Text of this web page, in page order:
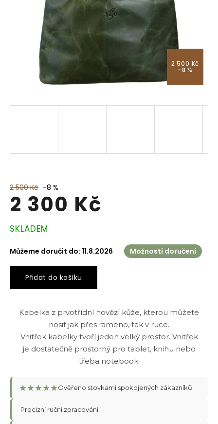
2 500 Kč
–8 %
2 500 Kč –8 %
2 300 Kč
Měrná
cena:
SKLADEM
Můžeme doručit do: 11.8.2026 Možnosti doručení
Přidat do košíku
Kabelka z prvotřídní hovězí kůže, kterou můžete
nosit jak přes rameno, tak v ruce.
Vnitřek kabelky tvoří jeden velký prostor. Vnitřek
je dostatečně prostorný pro tablet, knihu nebo
třeba notebook.
★★★★★Ověřeno stovkami spokojených zákazníků
Precizní ruční zpracování